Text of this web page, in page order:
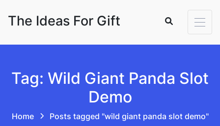
The Ideas For Gift
Tag: Wild Giant Panda Slot
Demo
Home Posts tagged "wild giant panda slot demo"